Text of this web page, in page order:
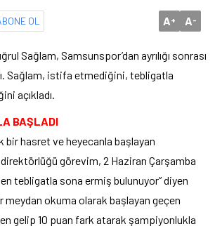
OL A+ A-
Sağlam, Samsunspor’dan ayrılığı sonrası
Sağlam, istifa etmediğini, tebligatla
açıkladı.
BAŞLADI
bir hasret ve heyecanla başlayan
görevim, 2 Haziran Çarşamba
tebligatla sona ermiş bulunuyor” diyen
meydan okuma olarak başlayan geçen
gelip 10 puan fark atarak şampiyonlukla